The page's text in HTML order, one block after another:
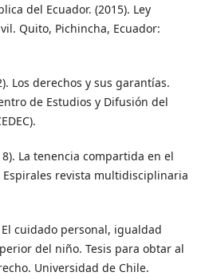
del Ecuador. (2015). Ley
Quito, Pichincha, Ecuador:
Los derechos y sus garantías.
de Estudios y Difusión del
La tenencia compartida en el
Espirales revista multidisciplinaria
El cuidado personal, igualdad
del niño. Tesis para obtar al
Universidad de Chile.